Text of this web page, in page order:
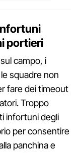
portieri
campo, i
squadre non
fare dei timeout
Troppo
infortuni degli
per consentire
panchina e